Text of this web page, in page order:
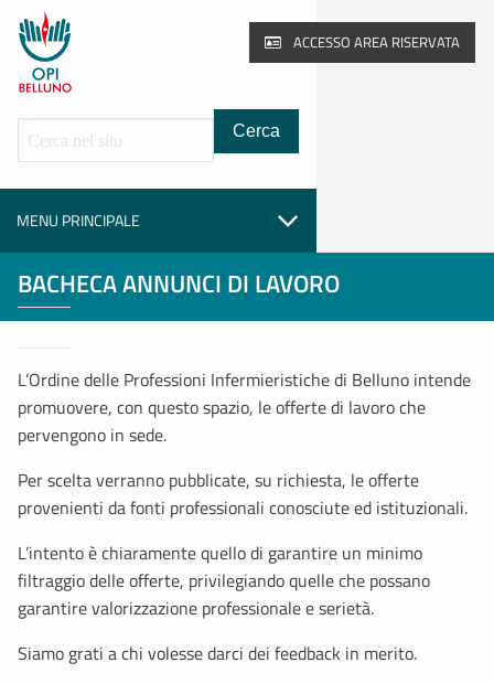
ACCESSO AREA RISERVATA
Pagina principale
MENU PRINCIPALE
BACHECA ANNUNCI DI LAVORO
L’Ordine delle Professioni Infermieristiche di Belluno intende
promuovere, con questo spazio, le offerte di lavoro che
pervengono in sede.
Per scelta verranno pubblicate, su richiesta, le offerte
provenienti da fonti professionali conosciute ed istituzionali.
L’intento è chiaramente quello di garantire un minimo
filtraggio delle offerte, privilegiando quelle che possano
garantire valorizzazione professionale e serietà.
Siamo grati a chi volesse darci dei feedback in merito.